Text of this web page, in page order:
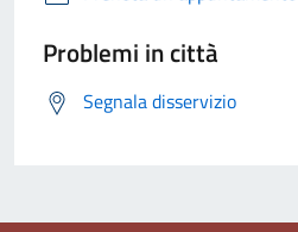
Problemi in città
Segnala disservizio